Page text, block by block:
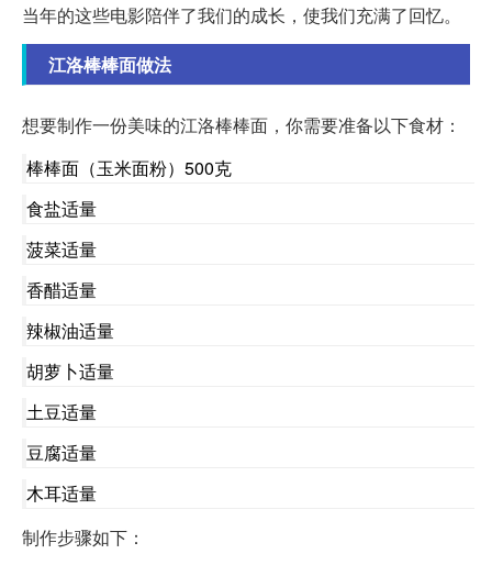
当年的这些电影陪伴了我们的成长，使我们充满了回忆。
江洛棒棒面做法
想要制作一份美味的江洛棒棒面，你需要准备以下食材：
棒棒面（玉米面粉）500克
食盐适量
菠菜适量
香醋适量
辣椒油适量
胡萝卜适量
土豆适量
豆腐适量
木耳适量
制作步骤如下：